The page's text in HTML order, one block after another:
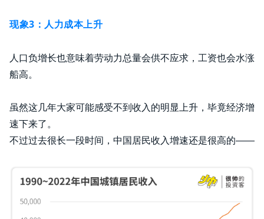
现象3：人力成本上升
人口负增长也意味着劳动力总量会供不应求，工资也会水涨
船高。
虽然这几年大家可能感受不到收入的明显上升，毕竟经济增
速下来了。
不过过去很长一段时间，中国居民收入增速还是很高的——